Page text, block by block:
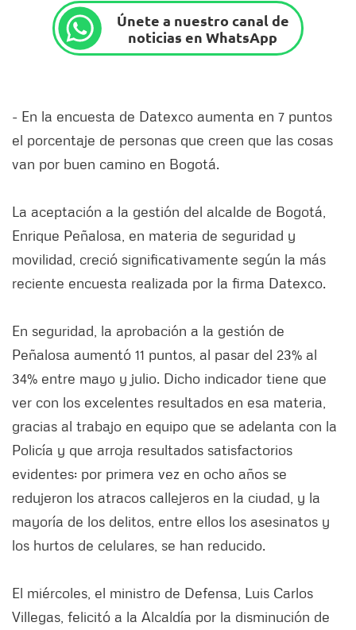
Únete a nuestro canal de
noticias en WhatsApp
- En la encuesta de Datexco aumenta en 7 puntos
el porcentaje de personas que creen que las cosas
van por buen camino en Bogotá.
La aceptación a la gestión del alcalde de Bogotá,
Enrique Peñalosa, en materia de seguridad y
movilidad, creció significativamente según la más
reciente encuesta realizada por la firma Datexco.
En seguridad, la aprobación a la gestión de
Peñalosa aumentó 11 puntos, al pasar del 23% al
34% entre mayo y julio. Dicho indicador tiene que
ver con los excelentes resultados en esa materia,
gracias al trabajo en equipo que se adelanta con la
Policía y que arroja resultados satisfactorios
evidentes: por primera vez en ocho años se
redujeron los atracos callejeros en la ciudad, y la
mayoría de los delitos, entre ellos los asesinatos y
los hurtos de celulares, se han reducido.
El miércoles, el ministro de Defensa, Luis Carlos
Villegas, felicitó a la Alcaldía por la disminución de